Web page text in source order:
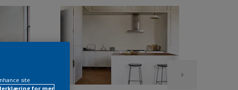
site
for mer